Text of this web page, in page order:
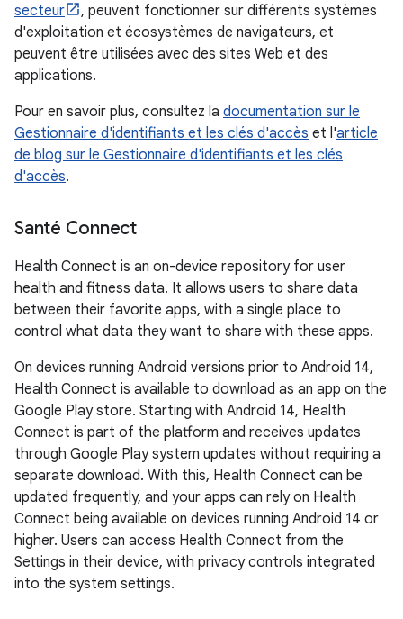
secteur
, peuvent fonctionner sur différents systèmes
d'exploitation et écosystèmes de navigateurs, et
peuvent être utilisées avec des sites Web et des
applications.
Pour en savoir plus, consultez la documentation sur le
Gestionnaire d'identifiants et les clés d'accès et l'article
de blog sur le Gestionnaire d'identifiants et les clés
d'accès.
Santé Connect
Health Connect is an on-device repository for user
health and fitness data. It allows users to share data
between their favorite apps, with a single place to
control what data they want to share with these apps.
On devices running Android versions prior to Android 14,
Health Connect is available to download as an app on the
Google Play store. Starting with Android 14, Health
Connect is part of the platform and receives updates
through Google Play system updates without requiring a
separate download. With this, Health Connect can be
updated frequently, and your apps can rely on Health
Connect being available on devices running Android 14 or
higher. Users can access Health Connect from the
Settings in their device, with privacy controls integrated
into the system settings.